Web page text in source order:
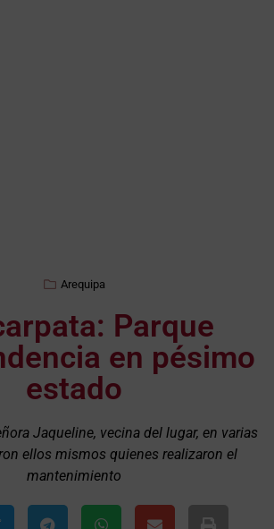
Arequipa
Parque
en pésimo
estado
Jaqueline, vecina del lugar, en varias
ellos mismos quienes realizaron el
mantenimiento